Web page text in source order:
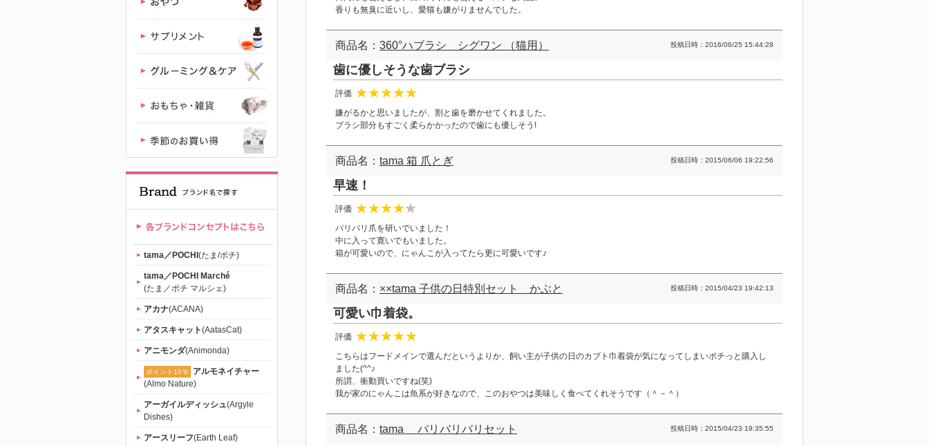
｜初回送料
無料
tama／POCHI (たま/ポチ)
tama／POCHI Marché
(たま／ポチ マルシェ)
アカナ(ACANA)
アタスキャット(AatasCat)
アニモンダ(Animonda)
ポイント10％
アルモネイチャー
(Almo Nature)
アーガイルディッシュ(Argyle
Dishes)
アースリーフ(Earth Leaf)
香りも無臭に近いし、愛猫も嫌がりませんでした。
商品名： 360°ハブラシ シグワン （猫用） 投稿日時：2016/06/25 15:44:28
歯に優しそうな歯ブラシ
評価
嫌がるかと思いましたが、割と歯を磨かせてくれました。
ブラシ部分もすごく柔らかかったので歯にも優しそう!
商品名： tama 箱 爪とぎ 投稿日時：2015/06/06 19:22:56
早速！
評価
バリバリ爪を研いでいました！
中に入って寛いでもいました。
箱が可愛いので、にゃんこが入ってたら更に可愛いです♪
商品名： ××tama 子供の日特別セット かぶと 投稿日時：2015/04/23 19:42:13
可愛い巾着袋。
評価
こちらはフードメインで選んだというよりか、飼い主が子供の日のカブト巾着袋が気になってしまいポチっと購入し
ました(^^♪
所謂、衝動買いですね(笑)
我が家のにゃんこは魚系が好きなので、このおやつは美味しく食べてくれそうです（＾－＾）
商品名： tama バリバリバリセット 投稿日時：2015/04/23 19:35:55